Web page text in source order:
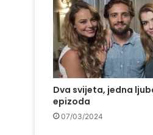
Dva svijeta, jedna
epizoda
07/03/2024